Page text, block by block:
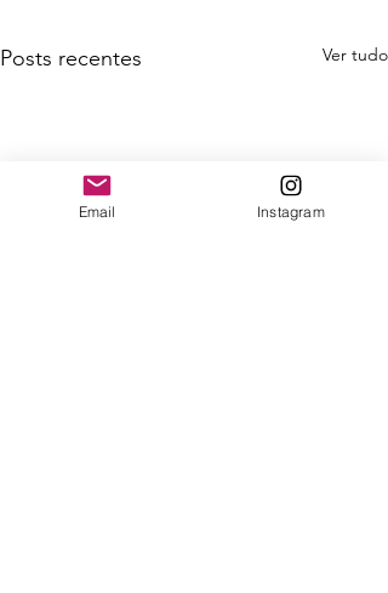
Posts recentes Ver tudo
Email Instagram